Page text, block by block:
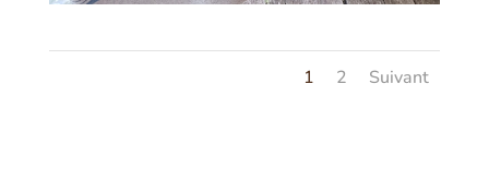
1 2 Suivant